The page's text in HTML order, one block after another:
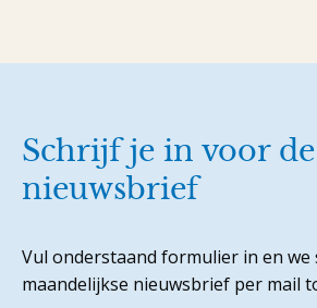
Schrijf je in voor de
nieuwsbrief
Vul onderstaand formulier in en we
maandelijkse nieuwsbrief per mail